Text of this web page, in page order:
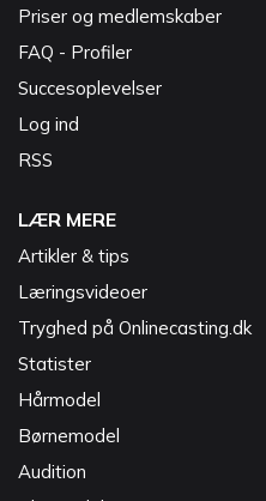
Priser og medlemskaber
FAQ - Profiler
Succesoplevelser
Log ind
RSS
LÆR MERE
Artikler & tips
Læringsvideoer
Tryghed på Onlinecasting.dk
Statister
Hårmodel
Børnemodel
Audition